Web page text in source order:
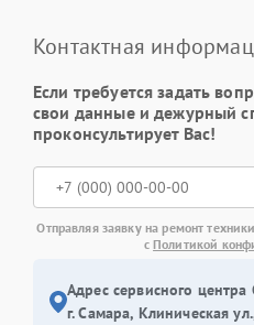
Контактная
Если требуется задать
свои данные и дежурный
проконсультирует Вас!
Отправляя заявку на ремонт
сПолитикой
Адрес сервисного
г. Самара, Клиническая